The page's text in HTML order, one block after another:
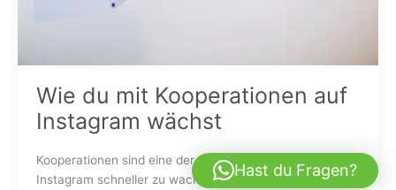
Wie du mit Kooperationen auf
Instagram wächst
Kooperationen sind eine der besten Strategien, um auf
Instagram schneller zu wachsen und deine Reichweite
Hast du Fragen?